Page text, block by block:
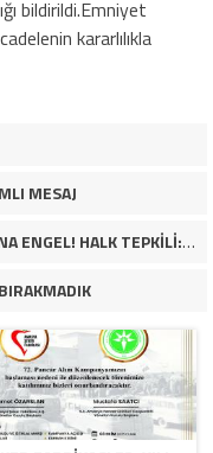
bildirildi.Emniyet
kararlılıkla
MESAJ
YETER ARTIK FERHAT İLE ŞİRİN’İN YOLUNA ENGEL! HALK TEPKİLİ: “YOLU KAPATMAK ÇÖZÜM DEĞİL, GÖREVİNİ YAP!”